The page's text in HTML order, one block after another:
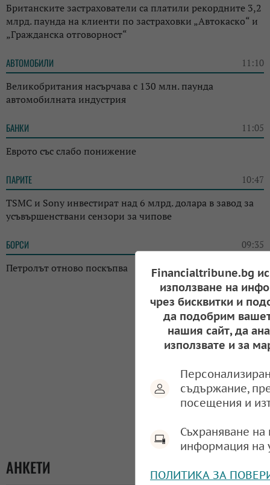
Британските застрахователи са платили рекордните 3,2
млрд. паунда на клиенти по застраховки „Автокаско“ и
„Гражданска отговорност“
АВТОМОБИЛИ 11:10
Великобритания насърчава с 130 млн. паунда
автомобилната индустрия
БАНКИ 11:05
Еврото със слабо понижение
ПАРИТЕ 10:47
TSMC и Sony инвестират над 6 млрд. долара в завод за
усъвършенствани сензори за чипове
БОРСИ 09:35
Петролът отново поскъпва
АНКЕТИ
Financialtribune.bg
използване на
чрез бисквитки и
да подобрим
нашия сайт, да
използвате и за
съдържание,
посещения и
Съхраняване
информация на
ПОЛИТИКА ЗА